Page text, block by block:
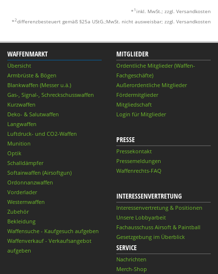
* 1 inkl. MwSt.; zzgl. Versandkosten
*2differenzbesteuert gemäß §25a UStG.;MwSt. nicht ausweisbar; zzgl. Versandkosten
WAFFENMARKT
Übersicht
Armbrüste & Bögen
Blankwaffen (Messer u.ä.)
Gas-, Signal-, Schreckschusswaffen
Kurzwaffen
Deko- & Salutwaffen
Langwaffen
Luftdruck- und CO2-Waffen
Munition
Optik
Schalldämpfer
Softairwaffen (Airsoftgun)
Ordonnanzwaffen
Vorderlader
Westernwaffen
Zubehör
Bekleidung
Waffensuche - Kaufgesuch aufgeben
Waffenverkauf - Verkaufsangebot
aufgeben
MITGLIEDER
Ordentliche Mitglieder (Waffen-
Fachgeschäfte)
Außerordentliche Mitglieder
Fördermitglieder
Mitgliedschaft
Login für Mitglieder
PRESSE
Pressekontakt
Pressemeldungen
Waffenrechts-FAQ
INTERESSENVERTRETUNG
Interessenvertretung & Positionen
Unsere Lobbyarbeit
Fachausschuss Airsoft & Paintball
Gesetzgebung im Überblick
SERVICE
Nachrichten
Merch-Shop